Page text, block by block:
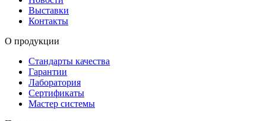
Выставки
Контакты
О продукции
Стандарты качества
Гарантии
Лаборатория
Сертификаты
Мастер системы